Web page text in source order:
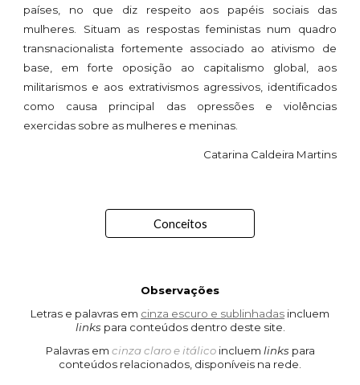
países, no que diz respeito aos papéis sociais das
mulheres. Situam as respostas feministas num quadro
transnacionalista fortemente associado ao ativismo de
base, em forte oposição ao capitalismo global, aos
militarismos e aos extrativismos agressivos, identificados
como causa principal das opressões e violências
exercidas sobre as mulheres e meninas.
Catarina Caldeira Martins
Conceitos
Observações
Letras e palavras em cinza escuro e sublinhadas incluem
links para conteúdos dentro deste site.
Palavras em cinza claro e itálico incluem links para
conteúdos relacionados, disponíveis na rede.